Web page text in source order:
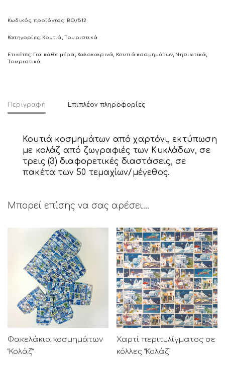
Κωδικός προϊόντος: BO/512
Κατηγορίες: Κουτιά ,Τουριστικά
Ετικέτες:Για κάθε μέρα Καλοκαιρινά Κουτιά κοσμημάτων Νησιωτικά
Τουριστικά
Περιγραφή Επιπλέον πληροφορίες
Κουτιά κοσμημάτων από χαρτόνι, εκτύπωση
με κολάζ από ζωγραφιές των Κυκλάδων, σε
τρεις (3) διαφορετικές διαστάσεις, σε
πακέτα των 50 τεμαχίων/μέγεθος.
Μπορεί επίσης να σας αρέσει…
Φακελάκια κοσμημάτων
“Κολάζ”
Χαρτί περιτυλίγματος σε
κόλλες “Κολάζ”